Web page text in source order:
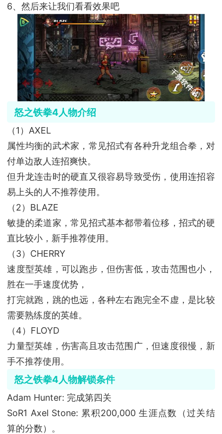
6、然后来让我们看看效果吧
怒之铁拳4人物介绍
（1）AXEL
属性均衡的武术家，常见招式有各种升龙组合拳，对
付单边敌人连招爽快。
但升龙连击时的硬直又很容易导致受伤，使用连招容
易上头的人不推荐使用。
（2）BLAZE
敏捷的柔道家，常见招式基本都带着位移，招式的硬
直比较小，新手推荐使用。
（3）CHERRY
速度型英雄，可以跑步，但伤害低，攻击范围也小，
胜在一手速度优势，
打完就跑，跳的也远，各种左右跑完全不虚，是比较
需要熟练度的英雄。
（4）FLOYD
力量型英雄，伤害高且攻击范围广，但速度很慢，新
手不推荐使用。
怒之铁拳4人物解锁条件
Adam Hunter: 完成第四关
SoR1 Axel Stone: 累积200,000 生涯点数（过关结
算的分数）。